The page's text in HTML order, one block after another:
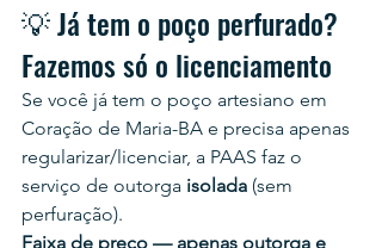
💡 Já tem o poço perfurado?
Fazemos só o licenciamento
Se você já tem o poço artesiano em
Coração de Maria-BA e precisa apenas
regularizar/licenciar, a PAAS faz o
serviço de outorga isolada (sem
perfuração).
Faixa de preço — apenas outorga e